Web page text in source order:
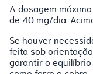
A dosagem
de 40 mg/dia.
Se houver
feita sob
garantir o